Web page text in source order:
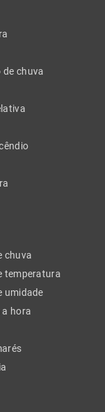
de chuva
chuva
temperatura
umidade
hora